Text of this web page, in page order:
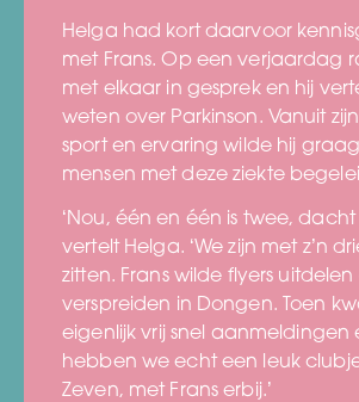
Helga had kort daarvoor
met Frans. Op een verjaardag
met elkaar in gesprek en hij
weten over Parkinson. Vanuit
sport en ervaring wilde hij
mensen met deze ziekte
‘Nou, één en één is twee, dacht
vertelt Helga. ‘We zijn met z’n
zitten. Frans wilde flyers
verspreiden in Dongen. Toen
eigenlijk vrij snel aanmeldingen
hebben we echt een leuk
Zeven, met Frans erbij.’